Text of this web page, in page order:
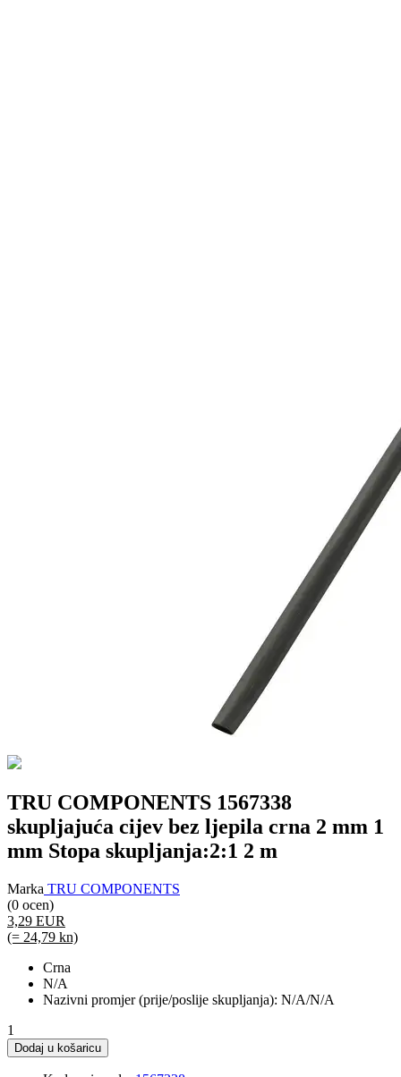
TRU COMPONENTS 1567338
skupljajuća cijev bez ljepila crna 2 mm 1
mm Stopa skupljanja:2:1 2 m
Marka TRU COMPONENTS
(0 ocen)
3,29 EUR
(= 24,79 kn)
Crna
N/A
Nazivni promjer (prije/poslije skupljanja): N/A/N/A
1
Dodaj u košaricu